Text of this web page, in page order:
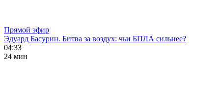
Прямой эфир
Эдуард Басурин. Битва за воздух: чьи БПЛА сильнее?
04:33
24 мин